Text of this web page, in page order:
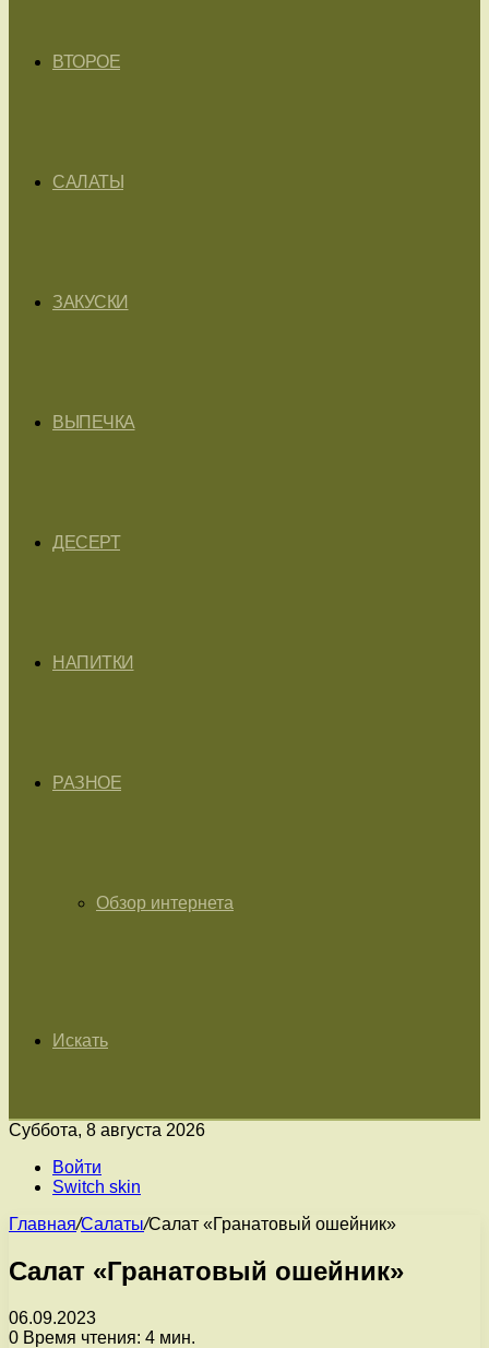
ВТОРОЕ
САЛАТЫ
ЗАКУСКИ
ВЫПЕЧКА
ДЕСЕРТ
НАПИТКИ
РАЗНОЕ
Обзор интернета
Искать
Суббота, 8 августа 2026
Войти
Switch skin
Главная/Салаты/Салат «Гранатовый ошейник»
Салат «Гранатовый ошейник»
06.09.2023
0 Время чтения: 4 мин.